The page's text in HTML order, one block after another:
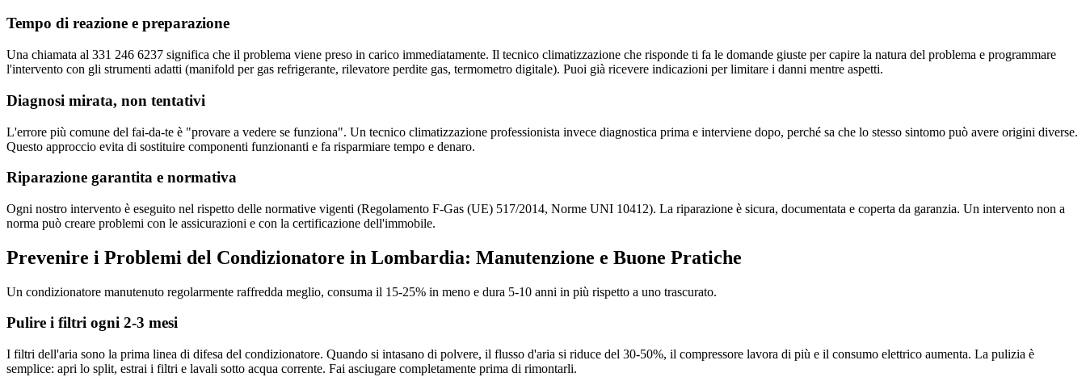
Tempo di reazione e preparazione
Una chiamata al 331 246 6237 significa che il problema viene preso in carico immediatamente. Il tecnico climatizzazione che risponde ti fa le domande giuste per capire la natura del problema e programmare
l'intervento con gli strumenti adatti (manifold per gas refrigerante, rilevatore perdite gas, termometro digitale). Puoi già ricevere indicazioni per limitare i danni mentre aspetti.
Diagnosi mirata, non tentativi
L'errore più comune del fai-da-te è "provare a vedere se funziona". Un tecnico climatizzazione professionista invece diagnostica prima e interviene dopo, perché sa che lo stesso sintomo può avere origini diverse.
Questo approccio evita di sostituire componenti funzionanti e fa risparmiare tempo e denaro.
Riparazione garantita e normativa
Ogni nostro intervento è eseguito nel rispetto delle normative vigenti (Regolamento F-Gas (UE) 517/2014, Norme UNI 10412). La riparazione è sicura, documentata e coperta da garanzia. Un intervento non a
norma può creare problemi con le assicurazioni e con la certificazione dell'immobile.
Prevenire i Problemi del Condizionatore in Lombardia: Manutenzione e Buone Pratiche
Un condizionatore manutenuto regolarmente raffredda meglio, consuma il 15-25% in meno e dura 5-10 anni in più rispetto a uno trascurato.
Pulire i filtri ogni 2-3 mesi
I filtri dell'aria sono la prima linea di difesa del condizionatore. Quando si intasano di polvere, il flusso d'aria si riduce del 30-50%, il compressore lavora di più e il consumo elettrico aumenta. La pulizia è
semplice: apri lo split, estrai i filtri e lavali sotto acqua corrente. Fai asciugare completamente prima di rimontarli.